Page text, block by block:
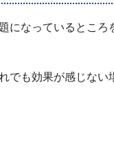
になっているところ
でも効果が感じない